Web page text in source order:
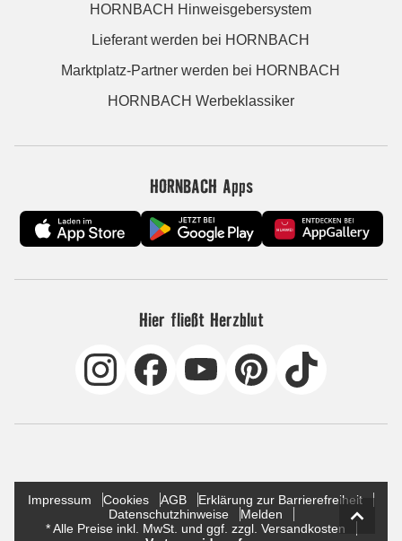
HORNBACH Hinweisgebersystem
Lieferant werden bei HORNBACH
Marktplatz-Partner werden bei HORNBACH
HORNBACH Werbeklassiker
HORNBACH Apps
Hier fließt Herzblut
Impressum Cookies AGB
Erklärung zur Barrierefreiheit
Datenschutzhinweise
Melden
* Alle Preise inkl. MwSt. und ggf. zzgl. Versandkosten